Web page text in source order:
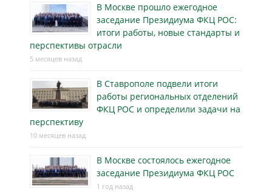
В Москве прошло ежегодное
заседание Президиума ФКЦ РОС:
итоги работы, новые стандарты и
перспективы отрасли
5 месяцев назад
В Ставрополе подвели итоги
работы региональных отделений
ФКЦ РОС и определили задачи на
перспективу
10 месяцев назад
В Москве состоялось ежегодное
заседание Президиума ФКЦ РОС
1 год назад